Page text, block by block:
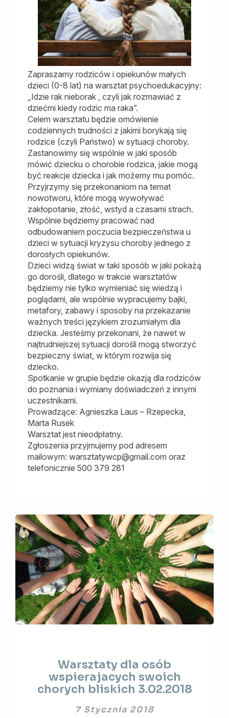
Zapraszamy rodziców i opiekunów małych
dzieci (0-8 lat) na warsztat psychoedukacyjny:
„Idzie rak nieborak , czyli jak rozmawiać z
dziećmi kiedy rodzic ma raka”.
Celem warsztatu będzie omówienie
codziennych trudności z jakimi borykają się
rodzice (czyli Państwo) w sytuacji choroby.
Zastanowimy się wspólnie w jaki sposób
mówić dziecku o chorobie rodzica, jakie mogą
być reakcje dziecka i jak możemy mu pomóc.
Przyjrzymy się przekonaniom na temat
nowotworu, które mogą wywoływać
zakłopotanie, złość, wstyd a czasami strach.
Wspólnie będziemy pracować nad
odbudowaniem poczucia bezpieczeństwa u
dzieci w sytuacji kryzysu choroby jednego z
dorosłych opiekunów.
Dzieci widzą świat w taki sposób w jaki pokażą
go dorośli, dlatego w trakcie warsztatów
będziemy nie tylko wymieniać się wiedzą i
poglądami, ale wspólnie wypracujemy bajki,
metafory, zabawy i sposoby na przekazanie
ważnych treści językiem zrozumiałym dla
dziecka. Jesteśmy przekonani, że nawet w
najtrudniejszej sytuacji dorośli mogą stworzyć
bezpieczny świat, w którym rozwija się
dziecko.
Spotkanie w grupie będzie okazją dla rodziców
do poznania i wymiany doświadczeń z innymi
uczestnikami.
Prowadzące: Agnieszka Laus – Rzepecka,
Marta Rusek
Warsztat jest nieodpłatny.
Zgłoszenia przyjmujemy pod adresem
mailowym: warsztatywcp@gmail.com oraz
telefonicznie 500 379 281
dla
osób
wspierajacych
chorych
Warsztaty dla osób
wspierajacych swoich
chorych bliskich 3.02.2018
7 Stycznia 2018